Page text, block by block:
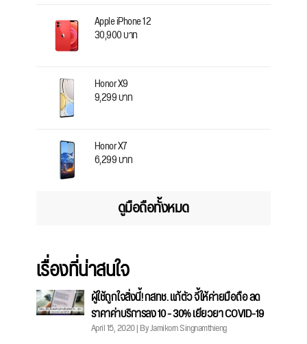
Apple iPhone 12
30,900 บาท
Honor X9
9,299 บาท
Honor X7
6,299 บาท
ดูมือถือทั้งหมด
เรื่องที่น่าสนใจ
ผู้ใช้ถูกใจสิ่งนี้! กสทช. แก้ตัว จี้ให้ค่ายมือถือ ลด
ราคาค่าบริการลง 10 - 30% เยียวยา COVID-19
April 15, 2020 | By Jamikorn Singnamthieng